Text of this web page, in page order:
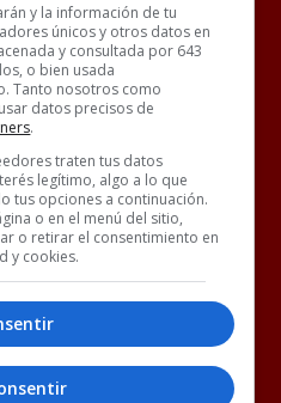
y la información de tu
únicos y otros datos en
y consultada por 643
o bien usada
Tanto nosotros como
datos precisos de
.
traten tus datos
legítimo, algo a lo que
tus opciones a continuación.
o en el menú del sitio,
o retirar el consentimiento en
y cookies.